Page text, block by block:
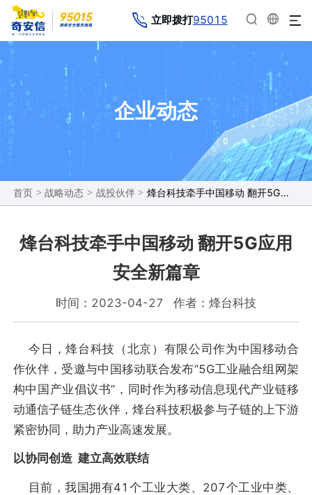
立即拨打95015
企业动态
首页 > 战略动态 > 战投伙伴 > 烽台科技牵手中国移动 翻开5G应用安全新篇章
烽台科技牵手中国移动 翻开5G应用
安全新篇章
时间：2023-04-27 作者：烽台科技
今日，烽台科技（北京）有限公司作为中国移动合
作伙伴，受邀与中国移动联合发布“5G工业融合组网架
构中国产业倡议书”，同时作为移动信息现代产业链移
动通信子链生态伙伴，烽台科技积极参与子链的上下游
紧密协同，助力产业高速发展。
以协同创造 建立高效联结
目前，我国拥有41个工业大类、207个工业中类、